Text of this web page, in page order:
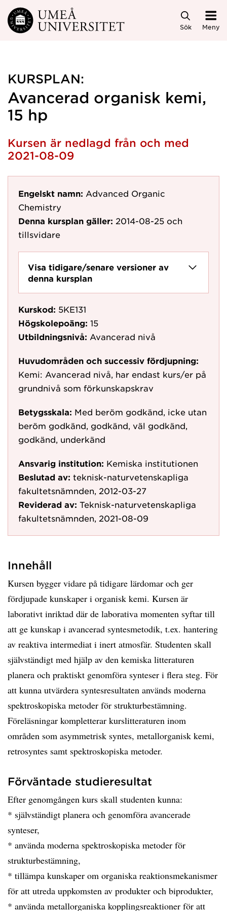
Hoppa direkt till innehållet
Sök Meny
KURSPLAN:
Avancerad organisk kemi,
15 hp
Kursen är nedlagd från och med
2021-08-09
Engelskt namn: Advanced Organic
Chemistry
Denna kursplan gäller: 2014-08-25 och
tillsvidare
Visa tidigare/senare versioner av
denna kursplan
Kurskod: 5KE131
Högskolepoäng: 15
Utbildningsnivå: Avancerad nivå
Huvudområden och successiv fördjupning:
Kemi: Avancerad nivå, har endast kurs/er på
grundnivå som förkunskapskrav
Betygsskala: Med beröm godkänd, icke utan
beröm godkänd, godkänd, väl godkänd,
godkänd, underkänd
Ansvarig institution: Kemiska institutionen
Beslutad av: teknisk-naturvetenskapliga
fakultetsnämnden, 2012-03-27
Reviderad av: Teknisk-naturvetenskapliga
fakultetsnämnden, 2021-08-09
Innehåll
Kursen bygger vidare på tidigare lärdomar och ger
fördjupade kunskaper i organisk kemi. Kursen är
laborativt inriktad där de laborativa momenten syftar till
att ge kunskap i avancerad syntesmetodik, t.ex. hantering
av reaktiva intermediat i inert atmosfär. Studenten skall
självständigt med hjälp av den kemiska litteraturen
planera och praktiskt genomföra synteser i flera steg. För
att kunna utvärdera syntesresultaten används moderna
spektroskopiska metoder för strukturbestämning.
Föreläsningar kompletterar kurslitteraturen inom
områden som asymmetrisk syntes, metallorganisk kemi,
retrosyntes samt spektroskopiska metoder.
Förväntade studieresultat
Efter genomgången kurs skall studenten kunna:
* självständigt planera och genomföra avancerade
synteser,
* använda moderna spektroskopiska metoder för
strukturbestämning,
* tillämpa kunskaper om organiska reaktionsmekanismer
för att utreda uppkomsten av produkter och biprodukter,
* använda metallorganiska kopplingsreaktioner för att